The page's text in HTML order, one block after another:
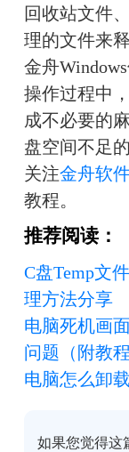
回收站文件
理的文件来
金舟
操作过程中
成不必要的
盘空间不足
关注金舟软
教程。
推荐阅读：
C盘Temp文
理方法分享
电脑死机画
问题（附教程
电脑怎么卸
如果您觉得这